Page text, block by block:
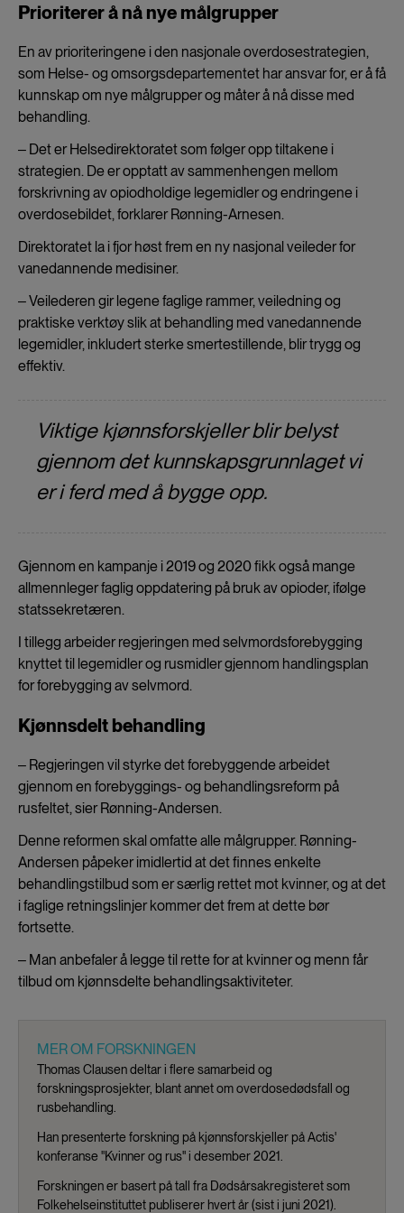
Prioriterer å nå nye målgrupper
En av prioriteringene i den nasjonale overdosestrategien,
som Helse- og omsorgsdepartementet har ansvar for, er å få
kunnskap om nye målgrupper og måter å nå disse med
behandling.
‒ Det er Helsedirektoratet som følger opp tiltakene i
strategien. De er opptatt av sammenhengen mellom
forskrivning av opiodholdige legemidler og endringene i
overdosebildet, forklarer Rønning-Arnesen.
Direktoratet la i fjor høst frem en ny nasjonal veileder for
vanedannende medisiner.
‒ Veilederen gir legene faglige rammer, veiledning og
praktiske verktøy slik at behandling med vanedannende
legemidler, inkludert sterke smertestillende, blir trygg og
effektiv.
Viktige kjønnsforskjeller blir belyst
gjennom det kunnskapsgrunnlaget vi
er i ferd med å bygge opp.
Gjennom en kampanje i 2019 og 2020 fikk også mange
allmennleger faglig oppdatering på bruk av opioder, ifølge
statssekretæren.
I tillegg arbeider regjeringen med selvmordsforebygging
knyttet til legemidler og rusmidler gjennom handlingsplan
for forebygging av selvmord.
Kjønnsdelt behandling
‒ Regjeringen vil styrke det forebyggende arbeidet
gjennom en forebyggings- og behandlingsreform på
rusfeltet, sier Rønning-Andersen.
Denne reformen skal omfatte alle målgrupper. Rønning-
Andersen påpeker imidlertid at det finnes enkelte
behandlingstilbud som er særlig rettet mot kvinner, og at det
i faglige retningslinjer kommer det frem at dette bør
fortsette.
‒ Man anbefaler å legge til rette for at kvinner og menn får
tilbud om kjønnsdelte behandlingsaktiviteter.
MER OM FORSKNINGEN
Thomas Clausen deltar i flere samarbeid og
forskningsprosjekter, blant annet om overdosedødsfall og
rusbehandling.
Han presenterte forskning på kjønnsforskjeller på Actis'
konferanse "Kvinner og rus" i desember 2021.
Forskningen er basert på tall fra Dødsårsakregisteret som
Folkehelseinstituttet publiserer hvert år (sist i juni 2021).